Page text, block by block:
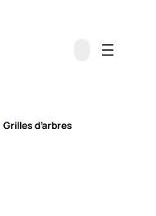
Grilles d’arbres